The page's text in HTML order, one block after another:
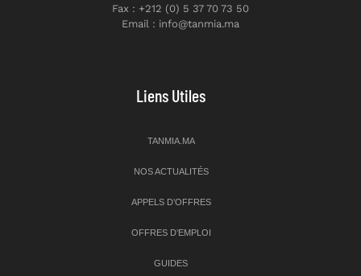
Fax : +212 (0) 5 37 70 73 50
Email : info@tanmia.ma
Liens Utiles
TANMIA.MA
NOS ACTUALITÉS
APPELS D’OFFRES
OFFRES D’EMPLOI
GUIDES